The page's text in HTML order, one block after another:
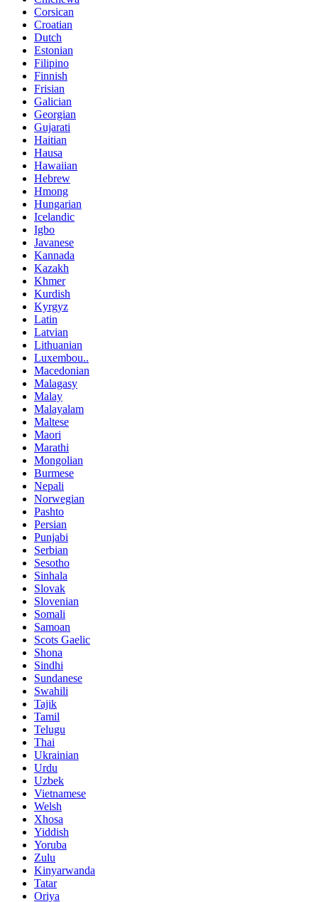
Corsican
Croatian
Dutch
Estonian
Filipino
Finnish
Frisian
Galician
Georgian
Gujarati
Haitian
Hausa
Hawaiian
Hebrew
Hmong
Hungarian
Icelandic
Igbo
Javanese
Kannada
Kazakh
Khmer
Kurdish
Kyrgyz
Latin
Latvian
Lithuanian
Luxembou..
Macedonian
Malagasy
Malay
Malayalam
Maltese
Maori
Marathi
Mongolian
Burmese
Nepali
Norwegian
Pashto
Persian
Punjabi
Serbian
Sesotho
Sinhala
Slovak
Slovenian
Somali
Samoan
Scots Gaelic
Shona
Sindhi
Sundanese
Swahili
Tajik
Tamil
Telugu
Thai
Ukrainian
Urdu
Uzbek
Vietnamese
Welsh
Xhosa
Yiddish
Yoruba
Zulu
Kinyarwanda
Tatar
Oriya